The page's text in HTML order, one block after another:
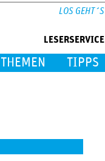
LESERSERVICE
THEMEN TIPPS